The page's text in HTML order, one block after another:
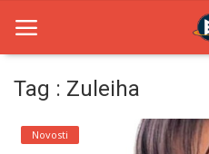
Home
Tag : Zuleiha
Novosti